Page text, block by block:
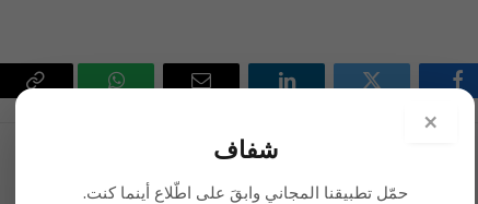
×
شفاف
حمّل تطبيقنا المجاني وابقَ على اطّلاع أينما كنت.